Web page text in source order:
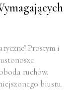
Prostym i
ruchów.
biustu.